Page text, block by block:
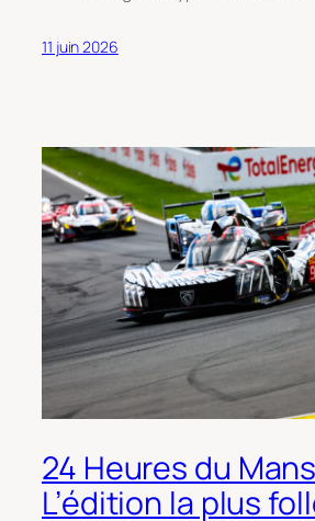
11 juin 2026
24 Heures du
L’édition la plus